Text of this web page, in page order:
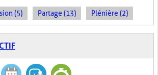
(5) Partage (13) Plénière (2)